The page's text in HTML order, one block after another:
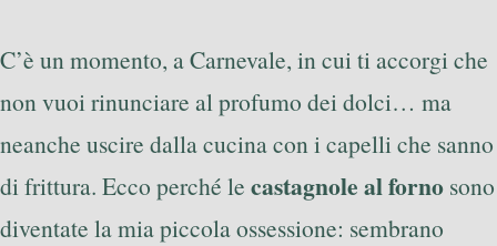
C’è un momento, a Carnevale, in cui ti accorgi che
non vuoi rinunciare al profumo dei dolci… ma
neanche uscire dalla cucina con i capelli che sanno
di frittura. Ecco perché le castagnole al forno sono
diventate la mia piccola ossessione: sembrano